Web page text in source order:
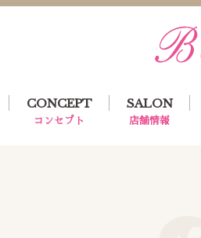
CONCEPT
コンセプト
SALON
店舗情報